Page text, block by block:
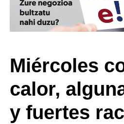
Miércoles
calor,
y fuertes